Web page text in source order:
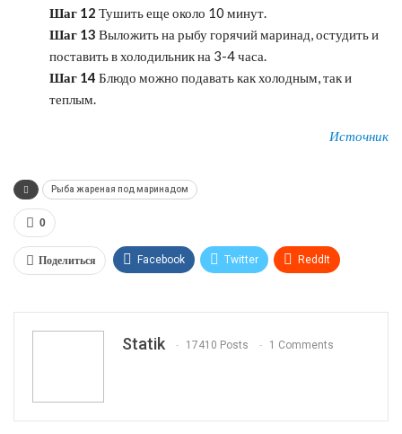
Шаг 12 Тушить еще около 10 минут.
Шаг 13 Выложить на рыбу горячий маринад, остудить и
поставить в холодильник на 3-4 часа.
Шаг 14 Блюдо можно подавать как холодным, так и
теплым.
Источник
Рыба жареная под маринадом
0
Поделиться Facebook Twitter ReddIt
Tumblr
Statik 17410 Posts 1 Comments